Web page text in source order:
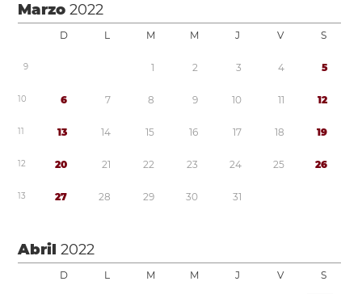
Marzo2022
D L M M J V S
9 1 2 3 4 5
10 6 7 8 9 10 11 12
11 13 14 15 16 17 18 19
12 20 21 22 23 24 25 26
13 27 28 29 30 31
Abril2022
D L M M J V S